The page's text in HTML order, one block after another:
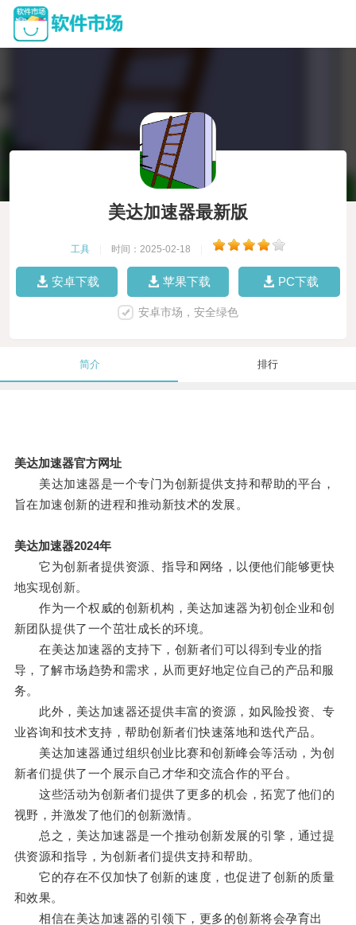
美达加速器最新版
工具 时间：2025-02-18
安卓下载 苹果下载 PC下载
安卓市场，安全绿色
简介 排行
美达加速器官方网址
美达加速器是一个专门为创新提供支持和帮助的平台，
旨在加速创新的进程和推动新技术的发展。
美达加速器2024年
它为创新者提供资源、指导和网络，以便他们能够更快
地实现创新。
作为一个权威的创新机构，美达加速器为初创企业和创
新团队提供了一个茁壮成长的环境。
在美达加速器的支持下，创新者们可以得到专业的指
导，了解市场趋势和需求，从而更好地定位自己的产品和服
务。
此外，美达加速器还提供丰富的资源，如风险投资、专
业咨询和技术支持，帮助创新者们快速落地和迭代产品。
美达加速器通过组织创业比赛和创新峰会等活动，为创
新者们提供了一个展示自己才华和交流合作的平台。
这些活动为创新者们提供了更多的机会，拓宽了他们的
视野，并激发了他们的创新激情。
总之，美达加速器是一个推动创新发展的引擎，通过提
供资源和指导，为创新者们提供支持和帮助。
它的存在不仅加快了创新的速度，也促进了创新的质量
和效果。
相信在美达加速器的引领下，更多的创新将会孕育出